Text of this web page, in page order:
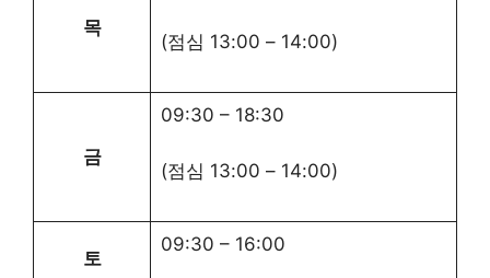
목
(점심 13:00 – 14:00)
금
09:30 – 18:30
(점심 13:00 – 14:00)
토
09:30 – 16:00